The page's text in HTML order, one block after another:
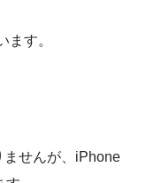
ます。
ませんが、iPhone